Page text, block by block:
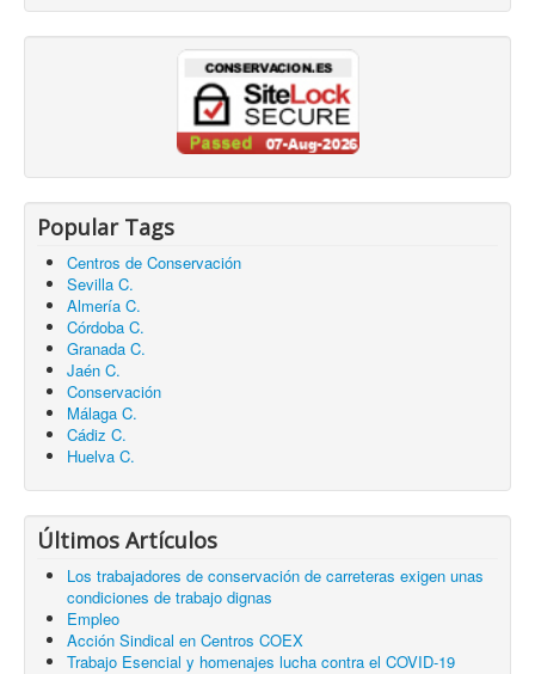
Popular Tags
Centros de Conservación
Sevilla C.
Almería C.
Córdoba C.
Granada C.
Jaén C.
Conservación
Málaga C.
Cádiz C.
Huelva C.
Últimos Artículos
Los trabajadores de conservación de carreteras exigen unas
condiciones de trabajo dignas
Empleo
Acción Sindical en Centros COEX
Trabajo Esencial y homenajes lucha contra el COVID-19